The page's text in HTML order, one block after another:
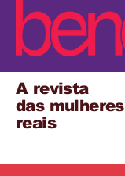
A revista
das mulheres
reais